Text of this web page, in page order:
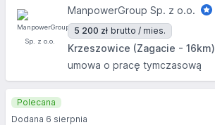
ManpowerGroup Sp. z o.o.
5 200 zł brutto / mies.
Krzeszowice (Zagacie - 16km)
umowa o pracę tymczasową
Polecana
Dodana 6 sierpnia